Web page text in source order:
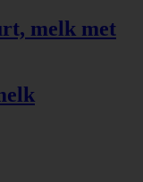
melk met